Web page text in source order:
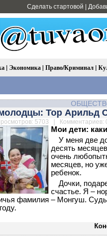
Сделать стартовой
| Экономика| Право/Криминал|
Тор Арильд
5703 | Комментариев:
Мои дети:
У меня две
десять
очень
месяцев, но
ребенок.
Дочки,
счастье. Я –
фамилия – Монгуш.